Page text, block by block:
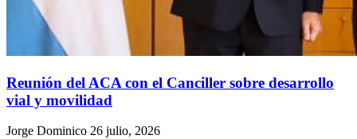
Reunión del ACA con el Canciller sobre desarrollo
vial y movilidad
Jorge Dominico 26 julio, 2026